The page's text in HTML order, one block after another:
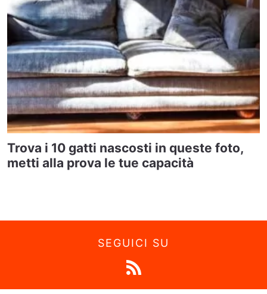
Trova i 10 gatti nascosti in queste foto,
metti alla prova le tue capacità
SEGUICI SU